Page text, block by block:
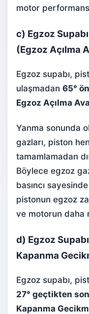
motor
c) Egzoz
(Egzoz Açılma
Egzoz supabı,
ulaşmadan 65°
Egzoz Açılma
Yanma sonunda
gazları, piston
tamamlamadan
Böylece egzoz
basıncı
pistonun egzoz
ve motorun daha
d) Egzoz
Kapanma
Egzoz supabı,
27° geçtikten
Kapanma